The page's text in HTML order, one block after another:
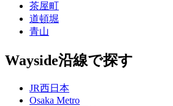
茶屋町
道頓堀
青山
Wayside沿線で探す
JR西日本
Osaka Metro